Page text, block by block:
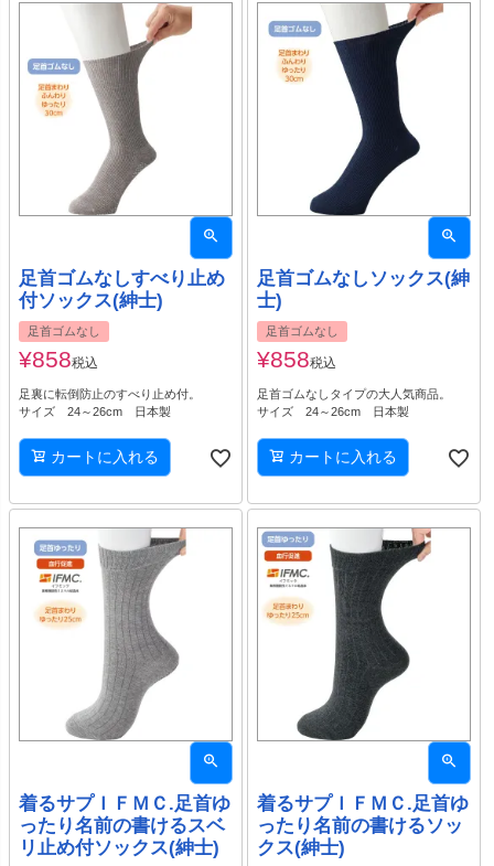
足首ゴムなしすべり止め
付ソックス(紳士)
足首ゴムなし
¥858税込
足裏に転倒防止のすべり止め付。
サイズ 24～26cm 日本製
カートに入れる
足首ゴムなしソックス(紳
士)
足首ゴムなし
¥858税込
足首ゴムなしタイプの大人気商品。
サイズ 24～26cm 日本製
カートに入れる
着るサプＩＦＭＣ.足首ゆ
ったり名前の書けるスベ
リ止め付ソックス(紳士)
着るサプＩＦＭＣ.足首ゆ
ったり名前の書けるソッ
クス(紳士)